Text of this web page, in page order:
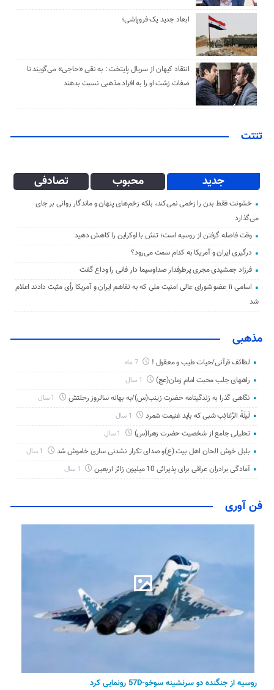
ابعاد جدید یک فروپاشی؛
انتقاد کیهان از سریال پایتخت : به نقی «حاجی» می‌گویند تا
صفات زشت او را به افراد مذهبی نسبت بدهند
تتتت
جدید محبوب تصادفی
خشونت فقط بدن را زخمی نمی‌کند، بلکه زخم‌های پنهان و ماندگار روانی بر جای
می‌گذارد
وقت فاصله گرفتن از روسیه است؛ تنش با اوکراین را کاهش دهید
درگیری ایران و آمریکا به کدام سمت می‌رود؟
فرزاد جمشیدی مجری پرطرفدار صداوسیما دار فانی را وداع گفت
اسامی ۱۱ عضو شورای عالی امنیت ملی که به تفاهم ایران و آمریکا رأی مثبت دادند اعلام
شد
مذهبی
لطائف قرآنی/حیات طیب و معقول ! 7 ماه
راههای جلب محبت امام زمان(عج)
نگاهی گذرا به زندگینامه حضرت زینب(س)/به بهانه سالروز رحلتش
لَیلَةُ الرَّغائِب شبی که باید غنیمت شمرد
تحلیلی جامع از شخصیت حضرت زهرا(س)
بلبل خوش الحان اهل بیت (ع)و صدای تکرار نشدنی ساری خاموش شد
آمادگی برادران عراقی برای پذیرائی 10 میلیون زائر اربعین
فن آوری
روسیه از جنگنده دو سرنشینه سوخو-57D رونمایی کرد